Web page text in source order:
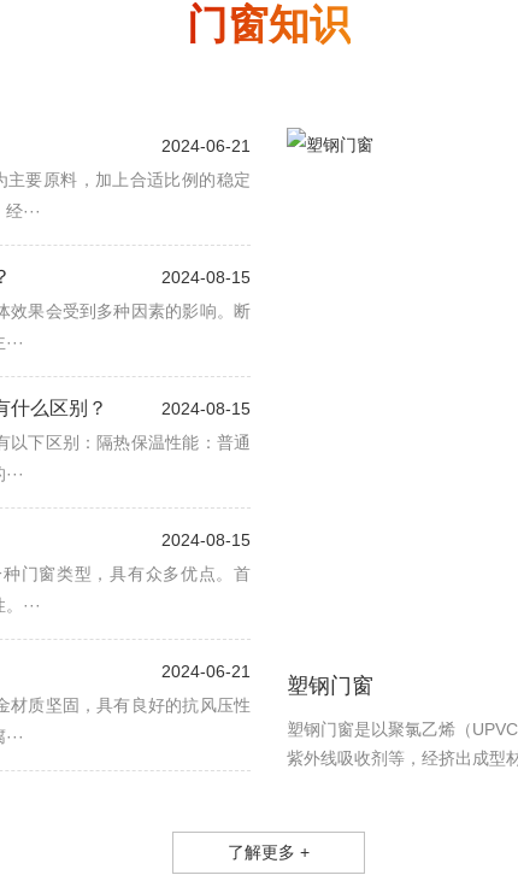
门窗知识
2024-06-21
主要原料，加上合适比例的稳定
···
2024-08-15
效果会受到多种因素的影响。断
什么区别？
2024-08-15
以下区别：隔热保温性能：普通
2024-08-15
门窗类型，具有众多优点。首
···
2024-06-21
材质坚固，具有良好的抗风压性
塑钢门窗
塑钢门窗是以聚氯乙烯（
紫外线吸收剂等，经挤出成型
了解更多 +